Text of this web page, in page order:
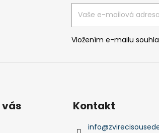
Vložením e-mailu
Kontakt
info@